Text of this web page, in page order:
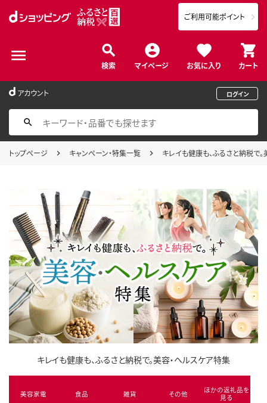
検索 マイページ お気に入り カート
ご利用可能ポイント
アカウント ログイン
トップページ キャンペーン・特集一覧 キレイも健康も、ふるさと納税で
キレイも健康も、ふるさと納税で。美容・ヘルスケア特集
美容家電 食品 雑貨 その他
ほかの返礼品を
見る